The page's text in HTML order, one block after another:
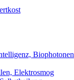
Biophotonen
Elektrosmog